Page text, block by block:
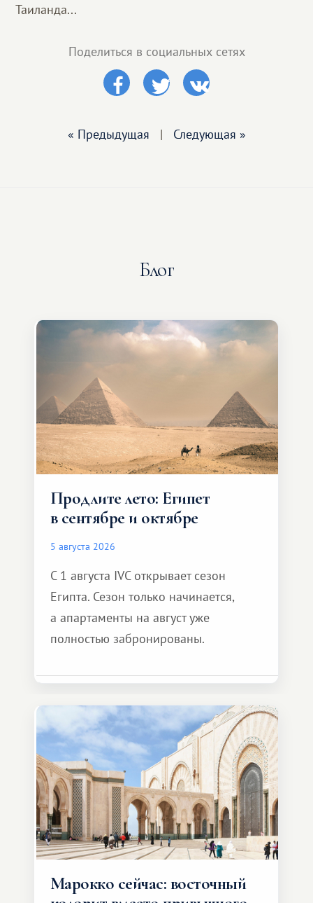
Таиланда...
Поделиться в социальных сетях
« Предыдущая | Следующая »
Блог
Продлите лето: Египет
в сентябре и октябре
5 августа 2026
С 1 августа IVC открывает сезон
Египта. Сезон только начинается,
а апартаменты на август уже
полностью забронированы.
Марокко сейчас: восточный